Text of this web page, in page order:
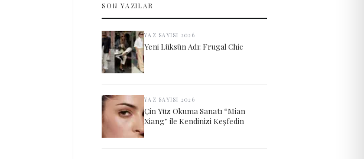
SON YAZILAR
YAZ SAYISI 2026
Yeni Lüksün Adı: Frugal Chic
YAZ SAYISI 2026
Çin Yüz Okuma Sanatı “Mian
Xiang” ile Kendinizi Keşfedin